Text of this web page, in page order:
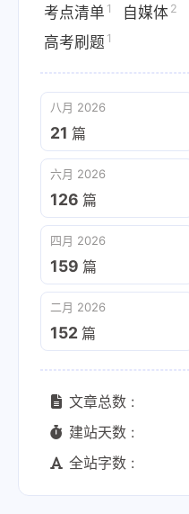
考点清单 1 自媒体 2
高考刷题 1
八月 2026
21 篇
六月 2026
126 篇
四月 2026
159 篇
二月 2026
152 篇
文章总数 :
建站天数 :
全站字数 :